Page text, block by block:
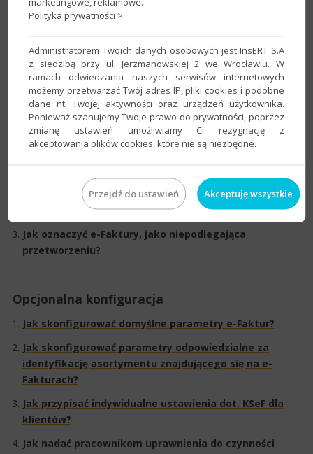
Gdzie znaleźć e-Faktury pobrane z KSeF
Faktury?
Jak zafakturować dokumenty magazynowe po
odebraniu e-Faktury?
Dodatkowe
Jak program rozpoznaje jednostki miary z odebranych
Jak oznaczyć e-Faktury, jako niepodlegająca
przetworzeniu?
Opcjonalna konfiguracja
Jak skonfigurować domyślne parametry e-Faktur?
Jak skonfigurować parametry odpowiedzialne za
identyfikację asortymentu znajdującego się na e-
Fakturach?
Jak przypisać indywidualne ustawienia dot. KSeF dla
klientów?
Jak nadać pracownikom uprawnienia do czynności
Polityka prywatności >
Administratorem Twoich danych osobowych jest InsERT S.A
z siedzibą przy ul. Jerzmanowskiej 2 we Wrocławiu. W
ramach odwiedzania naszych serwisów internetowych
możemy przetwarzać Twój adres IP, pliki cookies i podobne
dane nt. Twojej aktywności oraz urządzeń użytkownika.
Ponieważ szanujemy Twoje prawo do prywatności, poprzez
zmianę ustawień umożliwiamy Ci rezygnację z
akceptowania plików cookies, które nie są niezbędne.
Przejdź do ustawień Akceptuję wszystkie